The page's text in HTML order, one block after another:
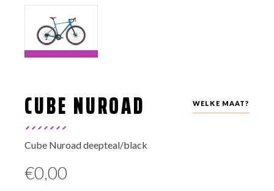
WELKE MAAT?
CUBE NUROAD
Cube Nuroad deepteal/black
€0,00